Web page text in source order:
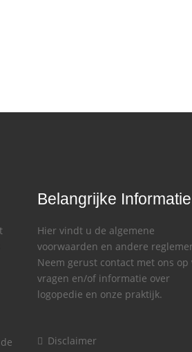
Belangrijke Informatie
Hier vindt u de algemene
voorwaarden en andere
Neem gerust contact met ons op
vragen en/of informatie over
logopedie en onze praktijk.
Disclaimer